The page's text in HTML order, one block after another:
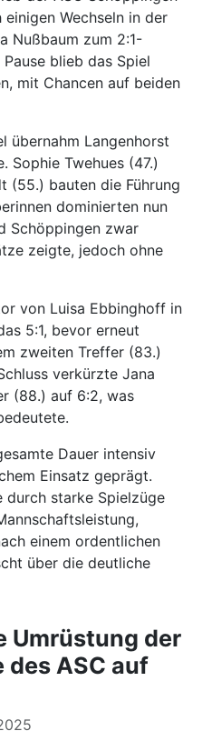
Wechseln in der
Nußbaum zum 2:1-
blieb das Spiel
mit Chancen auf beiden
übernahm Langenhorst
Sophie Twehues (47.)
(55.) bauten die Führung
dominierten nun
Schöppingen zwar
zeigte, jedoch ohne
von Luisa Ebbinghoff in
5:1, bevor erneut
zweiten Treffer (83.)
verkürzte Jana
(88.) auf 6:2, was
Dauer intensiv
Einsatz geprägt.
durch starke Spielzüge
einem ordentlichen
über die deutliche
Umrüstung der
ASC auf